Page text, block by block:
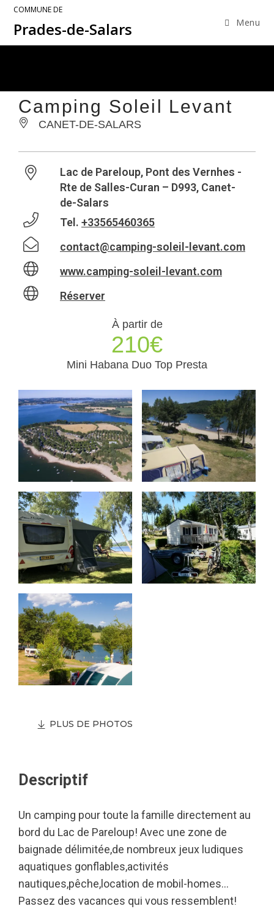
COMMUNE DE
Prades-de-Salars Menu
Camping Soleil Levant
CANET-DE-SALARS
Lac de Pareloup, Pont des Vernhes -
Rte de Salles-Curan – D993, Canet-
de-Salars
Tel. +33565460365
contact@camping-soleil-levant.com
www.camping-soleil-levant.com
Réserver
À partir de
210€
Mini Habana Duo Top Presta
PLUS DE PHOTOS
Descriptif
Un camping pour toute la famille directement au
bord du Lac de Pareloup! Avec une zone de
baignade délimitée,de nombreux jeux ludiques
aquatiques gonflables,activités
nautiques,pêche,location de mobil-homes…
Passez des vacances qui vous ressemblent!